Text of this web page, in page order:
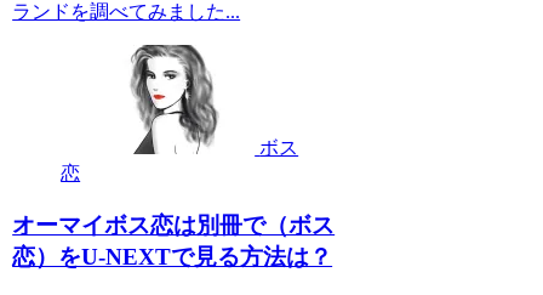
ランドを調べてみました...
ボス
恋
オーマイボス恋は別冊で（ボス
恋）をU-NEXTで見る方法は？